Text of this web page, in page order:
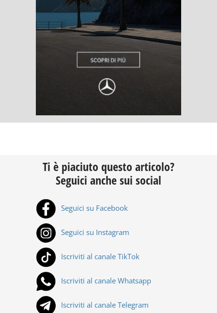
Ti è piaciuto questo articolo?
Seguici anche sui social
Seguici su Facebook
Seguici su Instagram
Iscriviti al canale TikTok
Iscriviti al canale Whatsapp
Iscriviti al canale Telegram